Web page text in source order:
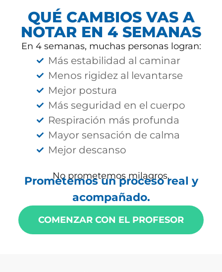
QUÉ CAMBIOS VAS A
NOTAR EN 4 SEMANAS
En 4 semanas, muchas personas logran:
Más estabilidad al caminar
Menos rigidez al levantarse
Mejor postura
Más seguridad en el cuerpo
Respiración más profunda
Mayor sensación de calma
Mejor descanso
No prometemos milagros.
Prometemos un proceso real y
acompañado.
COMENZAR CON EL PROFESOR